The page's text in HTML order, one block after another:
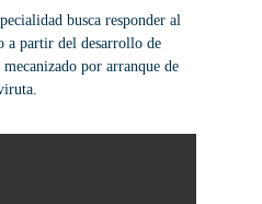
busca responder al
a partir del desarrollo de
por arranque de